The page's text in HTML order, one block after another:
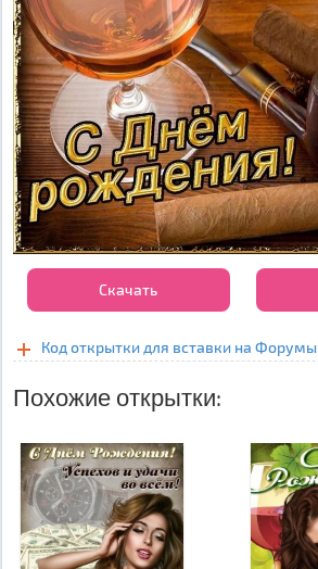
Скачать
Код открытки для вставки на Форумы
Похожие открытки: